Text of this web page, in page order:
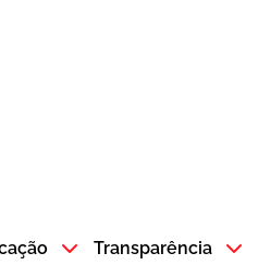
para a página inicial
Transparência